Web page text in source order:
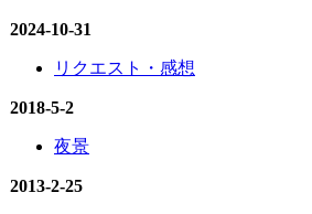
2024-10-31
リクエスト・感想
2018-5-2
夜景
2013-2-25